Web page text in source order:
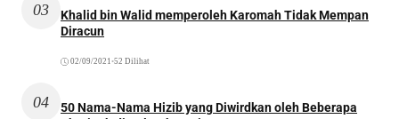
03
Khalid bin Walid memperoleh Karomah Tidak Mempan
Diracun
02/09/2021 •52 Dilihat
04
50 Nama-Nama Hizib yang Diwirdkan oleh Beberapa